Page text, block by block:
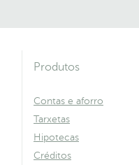
Produtos
Contas e aforro
Tarxetas
Hipotecas
Créditos